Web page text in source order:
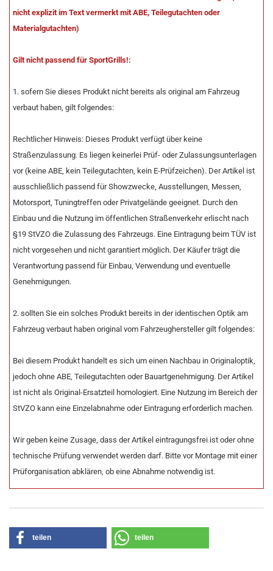
nicht explizit im Text vermerkt mit ABE, Teilegutachten oder
Materialgutachten)
Gilt nicht passend für SportGrills!:
1. sofern Sie dieses Produkt nicht bereits als original am Fahrzeug
verbaut haben, gilt folgendes:
Rechtlicher Hinweis: Dieses Produkt verfügt über keine
Straßenzulassung. Es liegen keinerlei Prüf- oder Zulassungsunterlagen
vor (keine ABE, kein Teilegutachten, kein E-Prüfzeichen). Der Artikel ist
ausschließlich passend für Showzwecke, Ausstellungen, Messen,
Motorsport, Tuningtreffen oder Privatgelände geeignet. Durch den
Einbau und die Nutzung im öffentlichen Straßenverkehr erlischt nach
§19 StVZO die Zulassung des Fahrzeugs. Eine Eintragung beim TÜV ist
nicht vorgesehen und nicht garantiert möglich. Der Käufer trägt die
Verantwortung passend für Einbau, Verwendung und eventuelle
Genehmigungen.
2. sollten Sie ein solches Produkt bereits in der identischen Optik am
Fahrzeug verbaut haben original vom Fahrzeughersteller gilt folgendes:
Bei diesem Produkt handelt es sich um einen Nachbau in Originaloptik,
jedoch ohne ABE, Teilegutachten oder Bauartgenehmigung. Der Artikel
ist nicht als Original-Ersatzteil homologiert. Eine Nutzung im Bereich der
StVZO kann eine Einzelabnahme oder Eintragung erforderlich machen.
Wir geben keine Zusage, dass der Artikel eintragungsfrei ist oder ohne
technische Prüfung verwendet werden darf. Bitte vor Montage mit einer
Prüforganisation abklären, ob eine Abnahme notwendig ist.
teilen teilen